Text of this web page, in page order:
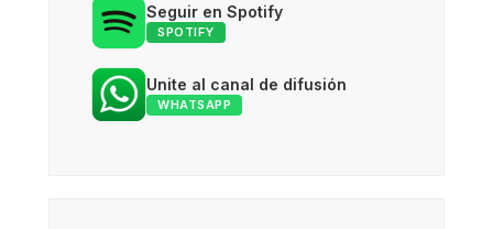
Seguir en Spotify
SPOTIFY
Unite al canal de difusión
WHATSAPP